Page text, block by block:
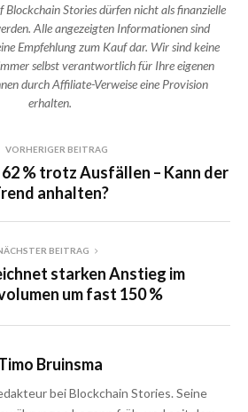
Blockchain Stories dürfen nicht als finanzielle
Alle angezeigten Informationen sind
Empfehlung zum Kauf dar. Wir sind keine
selbst verantwortlich für Ihre eigenen
durch Affiliate-Verweise eine Provision
erhalten.
VORHERIGER BEITRAG
% trotz Ausfällen – Kann der
anhalten?
BEITRAG
starken Anstieg im
um fast 150 %
Bruinsma
bei Blockchain Stories. Seine